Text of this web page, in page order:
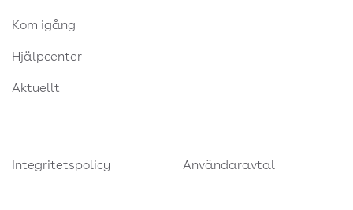
Kom igång
Hjälpcenter
Aktuellt
Integritetspolicy Användaravtal